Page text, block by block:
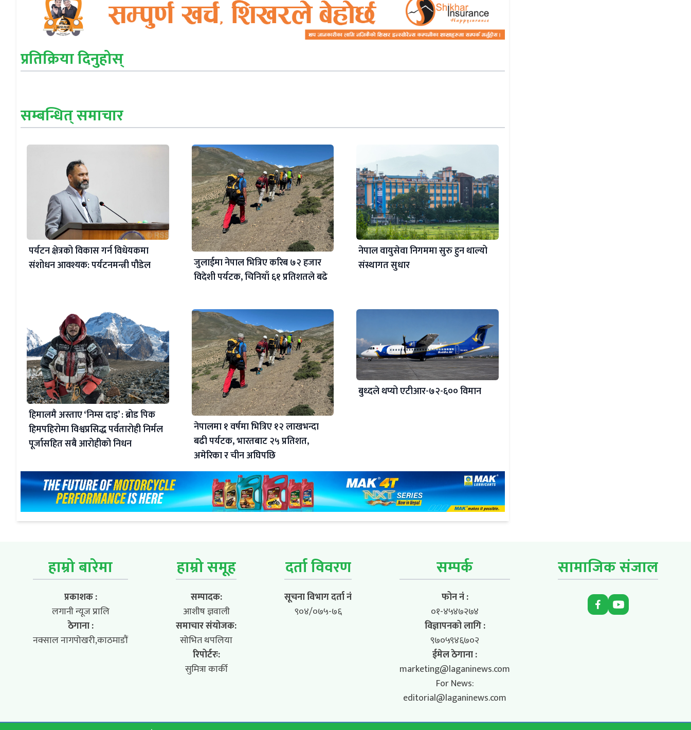
प्रतिक्रिया दिनुहोस्
सम्बन्धित् समाचार
पर्यटन क्षेत्रको विकास गर्न विधेयकमा
संशोधन आवश्यक: पर्यटनमन्त्री पौडेल
जुलाईमा नेपाल भित्रिए करिब ७२ हजार
विदेशी पर्यटक, चिनियाँ ६१ प्रतिशतले बढे
नेपाल वायुसेवा निगममा सुरु हुन थाल्यो
संस्थागत सुधार
हिमालमै अस्ताए ‘निम्स दाइ’ : ब्रोड पिक
हिमपहिरोमा विश्वप्रसिद्ध पर्वतारोही निर्मल
पूर्जासहित सबै आरोहीको निधन
नेपालमा १ वर्षमा भित्रिए १२ लाखभन्दा
बढी पर्यटक, भारतबाट २५ प्रतिशत,
अमेरिका र चीन अघिपछि
बुध्दले थप्यो एटीआर-७२-६०० विमान
हाम्रो बारेमा
प्रकाशक :
लगानी न्यूज प्रालि
ठेगाना :
नक्साल नागपोखरी,काठमाडौं
हाम्रो समूह
सम्पादक:
आशीष ज्ञवाली
समाचार संयोजक:
सोभित थपलिया
रिपोर्टरः:
सुमित्रा कार्की
दर्ता विवरण
सूचना विभाग दर्ता नं
९०४/०७५-७६
सम्पर्क
फोन नं :
०१-४५४७२७४
विज्ञापनको लागि :
९७०५९४६७०२
ईमेल ठेगाना :
marketing@laganinews.com
For News:
editorial@laganinews.com
सामाजिक संजाल